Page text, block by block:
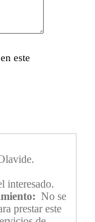
este
interesado.
No se
prestar este